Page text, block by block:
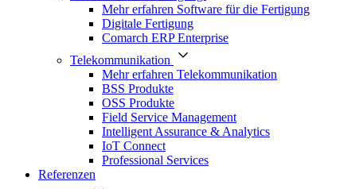
Mehr erfahren Software für die Fertigung
Digitale Fertigung
Comarch ERP Enterprise
Telekommunikation
Mehr erfahren Telekommunikation
BSS Produkte
OSS Produkte
Field Service Management
Intelligent Assurance & Analytics
IoT Connect
Professional Services
Referenzen